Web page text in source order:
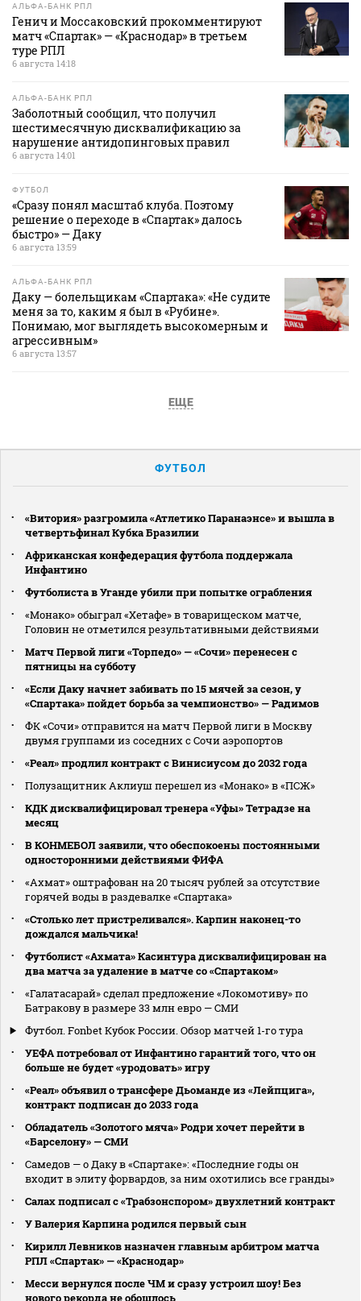
АЛЬФА-БАНК РПЛ
Генич и Моссаковский прокомментируют
матч «Спартак» — «Краснодар» в третьем
туре РПЛ
6 августа 14:18
АЛЬФА-БАНК РПЛ
Заболотный сообщил, что получил
шестимесячную дисквалификацию за
нарушение антидопинговых правил
6 августа 14:01
ФУТБОЛ
«Сразу понял масштаб клуба. Поэтому
решение о переходе в «Спартак» далось
быстро» — Даку
6 августа 13:59
АЛЬФА-БАНК РПЛ
Даку — болельщикам «Спартака»: «Не судите
меня за то, каким я был в «Рубине».
Понимаю, мог выглядеть высокомерным и
агрессивным»
6 августа 13:57
ЕЩЕ
ФУТБОЛ
«Витория» разгромила «Атлетико Паранаэнсе» и вышла в
четвертьфинал Кубка Бразилии
Африканская конфедерация футбола поддержала
Инфантино
Футболиста в Уганде убили при попытке ограбления
«Монако» обыграл «Хетафе» в товарищеском матче,
Головин не отметился результативными действиями
Матч Первой лиги «Торпедо» — «Сочи» перенесен с
пятницы на субботу
«Если Даку начнет забивать по 15 мячей за сезон, у
«Спартака» пойдет борьба за чемпионство» — Радимов
ФК «Сочи» отправится на матч Первой лиги в Москву
двумя группами из соседних с Сочи аэропортов
«Реал» продлил контракт с Винисиусом до 2032 года
Полузащитник Аклиуш перешел из «Монако» в «ПСЖ»
КДК дисквалифицировал тренера «Уфы» Тетрадзе на
месяц
В КОНМЕБОЛ заявили, что обеспокоены постоянными
односторонними действиями ФИФА
«Ахмат» оштрафован на 20 тысяч рублей за отсутствие
горячей воды в раздевалке «Спартака»
«Столько лет пристреливался». Карпин наконец-то
дождался мальчика!
Футболист «Ахмата» Касинтура дисквалифицирован на
два матча за удаление в матче со «Спартаком»
«Галатасарай» сделал предложение «Локомотиву» по
Батракову в размере 33 млн евро — СМИ
Футбол. Fonbet Кубок России. Обзор матчей 1-го тура
УЕФА потребовал от Инфантино гарантий того, что он
больше не будет «уродовать» игру
«Реал» объявил о трансфере Дьоманде из «Лейпцига»,
контракт подписан до 2033 года
Обладатель «Золотого мяча» Родри хочет перейти в
«Барселону» — СМИ
Самедов — о Даку в «Спартаке»: «Последние годы он
входит в элиту форвардов, за ним охотились все гранды»
Салах подписал с «Трабзонспором» двухлетний контракт
У Валерия Карпина родился первый сын
Кирилл Левников назначен главным арбитром матча
РПЛ «Спартак» — «Краснодар»
Месси вернулся после ЧМ и сразу устроил шоу! Без
нового рекорда не обошлось